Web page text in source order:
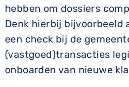
hebben om dossiers
Denk hierbij bijvoorbeeld
een check bij de
(vastgoed)transacties
onboarden van nieuwe